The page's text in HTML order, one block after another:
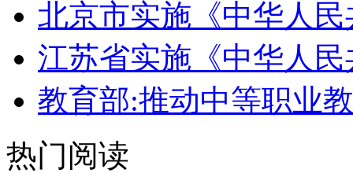
北京市实施《中华人
江苏省实施《中华人
教育部:推动中等职业
热门阅读